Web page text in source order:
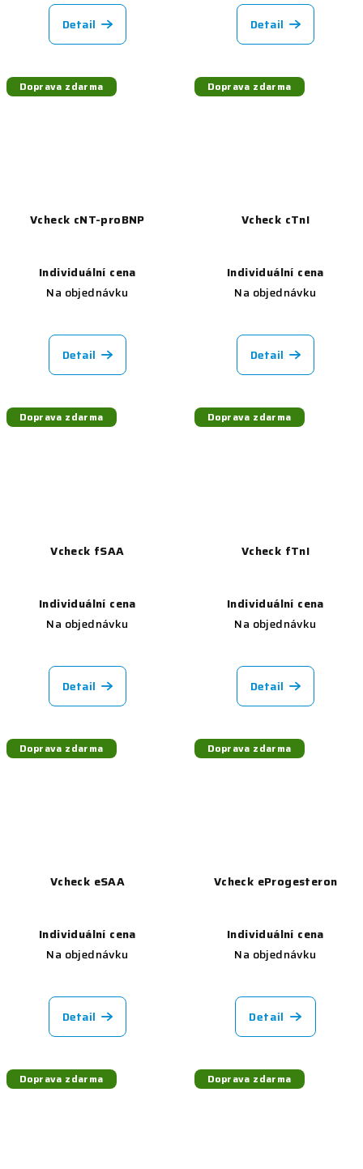
Detail Detail
Doprava zdarma
Vcheck cNT-proBNP
Individuální cena
Na objednávku
Detail
Doprava zdarma
Vcheck cTnI
Individuální cena
Na objednávku
Detail
Doprava zdarma
Vcheck fSAA
Individuální cena
Na objednávku
Detail
Doprava zdarma
Vcheck fTnI
Individuální cena
Na objednávku
Detail
Doprava zdarma
Vcheck eSAA
Individuální cena
Na objednávku
Detail
Doprava zdarma
Vcheck eProgesteron
Individuální cena
Na objednávku
Detail
Doprava zdarma Doprava zdarma